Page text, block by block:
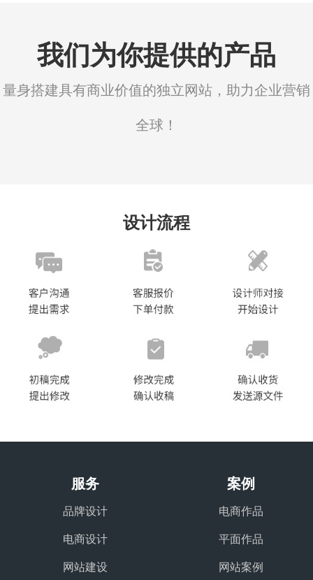
我们为你提供的产品
量身搭建具有商业价值的独立网站，助力企业营销
全球！
设计流程
服务
品牌设计
电商设计
网站建设
案例
电商作品
平面作品
网站案例